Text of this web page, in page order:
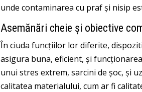
unde contaminarea cu praf și nisip
Asemănări cheie și obiective
În ciuda funcțiilor lor diferite,
asigura buna, eficient, și
unui stres extrem, sarcini de șoc, și
calitatea materialului, cum ar fi